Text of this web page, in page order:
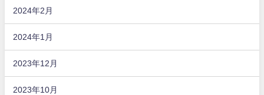
2024年2月
2024年1月
2023年12月
2023年10月